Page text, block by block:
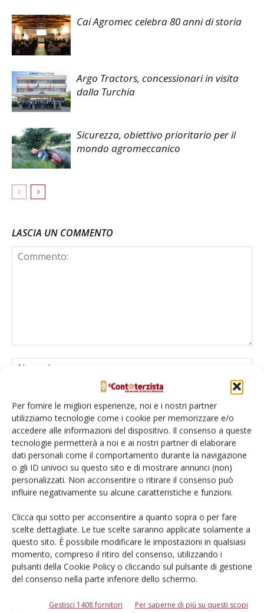
Per fornire le migliori esperienze, noi e i nostri partner
utilizziamo tecnologie come i cookie per memorizzare e/o
accedere alle informazioni del dispositivo. Il consenso a queste
tecnologie permetterà a noi e ai nostri partner di elaborare
dati personali come il comportamento durante la navigazione
o gli ID univoci su questo sito e di mostrare annunci (non)
personalizzati. Non acconsentire o ritirare il consenso può
influire negativamente su alcune caratteristiche e funzioni.
Clicca qui sotto per acconsentire a quanto sopra o per fare
scelte dettagliate. Le tue scelte saranno applicate solamente a
questo sito. È possibile modificare le impostazioni in qualsiasi
momento, compreso il ritiro del consenso, utilizzando i
pulsanti della Cookie Policy o cliccando sul pulsante di gestione
del consenso nella parte inferiore dello schermo.
Gestisci 1408 fornitori Per saperne di più su questi scopi
Cai Agromec celebra 80 anni di storia
Argo Tractors, concessionari in visita
dalla Turchia
Sicurezza, obiettivo prioritario per il
mondo agromeccanico
LASCIA UN COMMENTO
Salva il mio nome, email e sito web in questo browser per la
prossima volta che commento.
E-magazine
Tecniche, prodotti e servizi dalle aziende